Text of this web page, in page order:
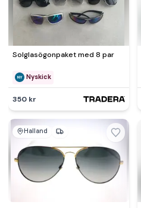
Solglasögonpaket med 8 par
Nyskick
350 kr
Halland